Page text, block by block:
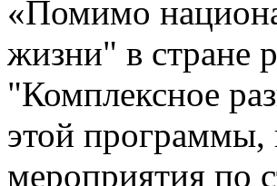
«Помимо
жизни" в стране
"Комплексное
этой программы,
мероприятия по